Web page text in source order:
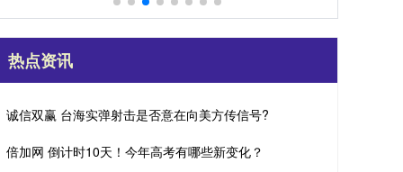
热点资讯
诚信双赢 台海实弹射击是否意在向美方传信号?
倍加网 倒计时10天！今年高考有哪些新变化？